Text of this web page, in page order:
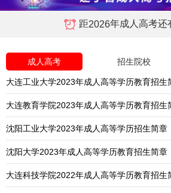
距2026年成人高考还
成人高考 招生院校
大连工业大学2023年成人高等学历教育招生
大连教育学院2023年成人高等学历教育招生
沈阳工业大学2023年成人高等学历招生简章
沈阳大学2023年成人高等学历教育招生简章
大连科技学院2022年成人高等学历教育招生